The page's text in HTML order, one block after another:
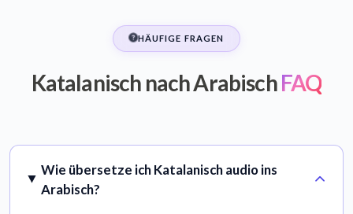
HÄUFIGE FRAGEN
Katalanisch nach ArabischFAQ
Wie übersetze ich Katalanisch audio ins
Arabisch?